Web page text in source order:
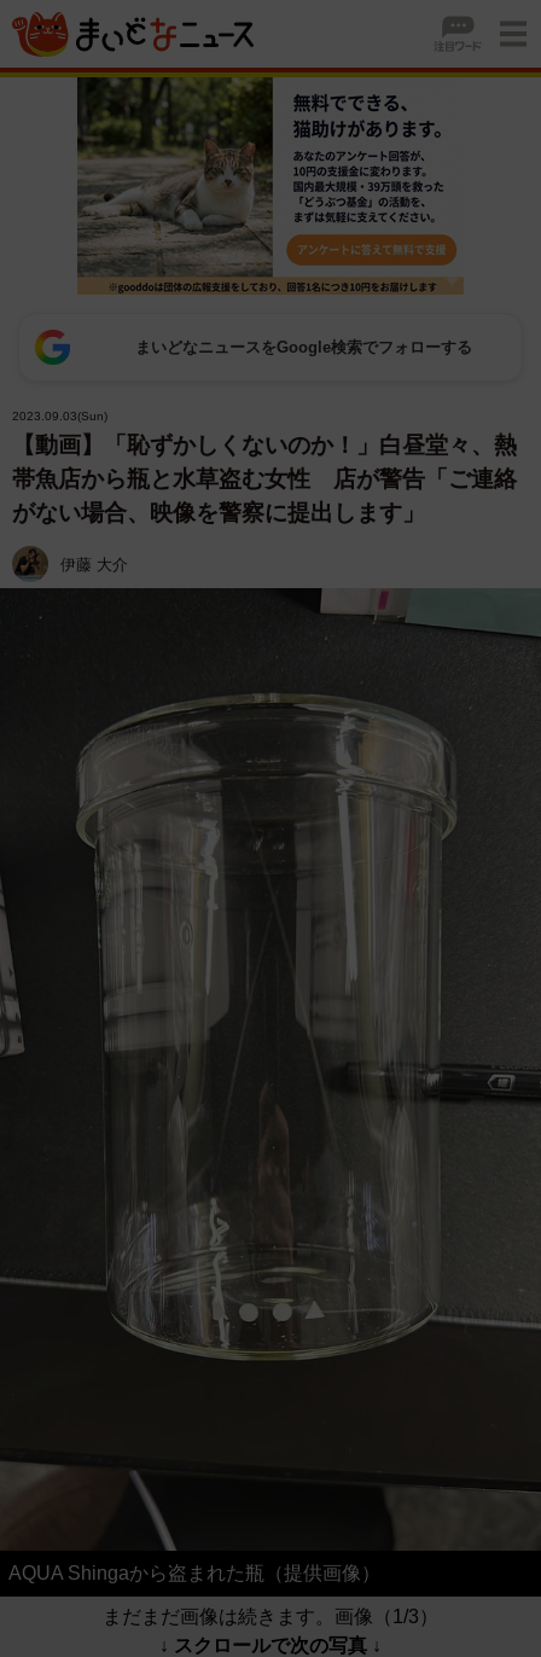
まいどなニュースをGoogle検索でフォローする
2023.09.03(Sun)
【動画】「恥ずかしくないのか！」白昼堂々、熱
帯魚店から瓶と水草盗む女性 店が警告「ご連絡
がない場合、映像を警察に提出します」
伊藤 大介
AQUA Shingaから盗まれた瓶（提供画像）
まだまだ画像は続きます。画像（1/3）
↓ スクロールで次の写真 ↓